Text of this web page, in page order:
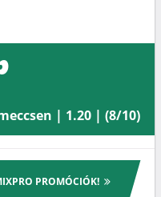
| 1.20 | (8/10)
PROMÓCIÓK!